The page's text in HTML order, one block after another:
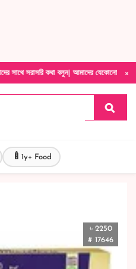
×
কথা বলুন| আমাদের যেকোনো পণ্য হাতে
🍼 1y+ Food
৳ 2250
# 17646